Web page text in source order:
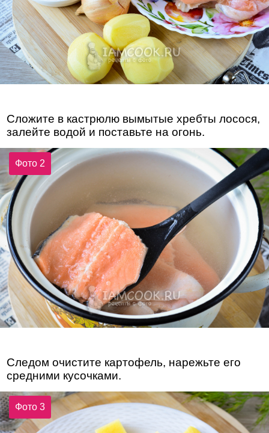
Сложите в кастрюлю вымытые хребты лосося,
залейте водой и поставьте на огонь.
Фото 2
Следом очистите картофель, нарежьте его
средними кусочками.
Фото 3